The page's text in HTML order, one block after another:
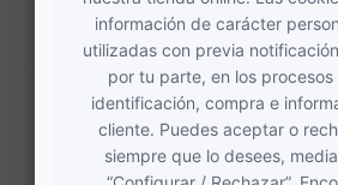
Sartén doble
volteatortilla 26 cm
Vier (Full...
46,50 €